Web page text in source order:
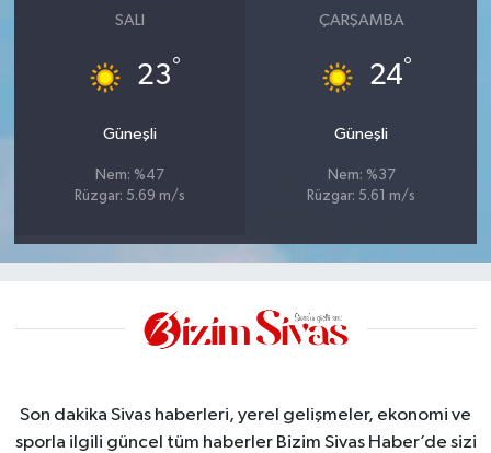
SALI
23°
Güneşli
Nem: %47
Rüzgar: 5.69 m/s
ÇARŞAMBA
24°
Güneşli
Nem: %37
Rüzgar: 5.61 m/s
Son dakika Sivas haberleri, yerel gelişmeler, ekonomi ve
sporla ilgili güncel tüm haberler Bizim Sivas Haber’de sizi